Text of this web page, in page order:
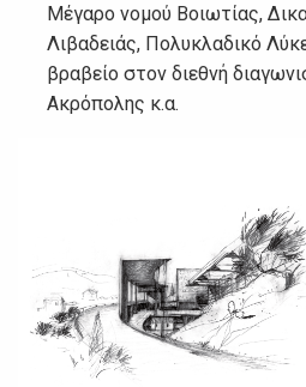
Μέγαρο νομού Βοιωτίας,
Λιβαδειάς, Πολυκλαδικό
βραβείο στον διεθνή
Ακρόπολης κ.α.